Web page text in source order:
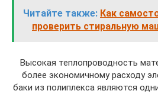
Читайте также: Как
проверить стиральную
Высокая теплопроводность
более экономичному расходу
баки из полиплекса являются